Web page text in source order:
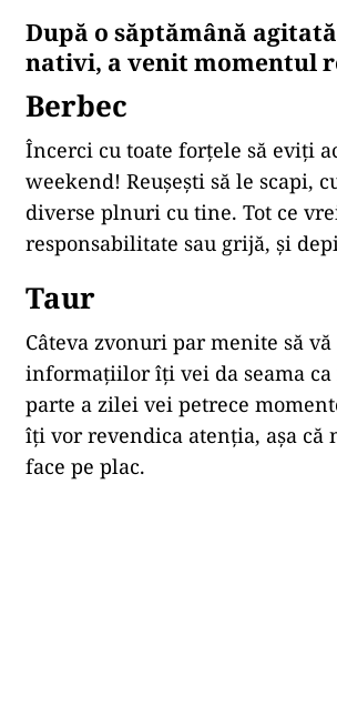
După o săptămână
nativi, a venit momentul
Berbec
Încerci cu toate forțele să eviți
weekend! Reușești să le scapi,
diverse plnuri cu tine. Tot ce
responsabilitate sau grijă, și
Taur
Câteva zvonuri par menite să
informațiilor îți vei da seama
parte a zilei vei petrece
îți vor revendica atenția, așa
face pe plac.